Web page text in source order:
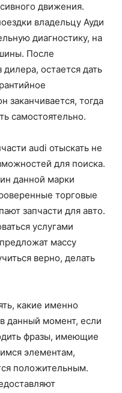
движения.
владельцу Ауди
диагностику, на
После
остается дать
заканчивается, тогда
самостоятельно.
audi отыскать не
для поиска.
данной марки
торговые
запчасти для авто.
услугами
массу
верно, делать
какие именно
данный момент, если
фразы, имеющие
элементам,
положительным.